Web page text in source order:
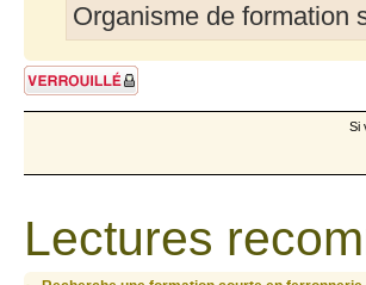
Organisme de formation
Sujet verrouillé
Si
Lectures